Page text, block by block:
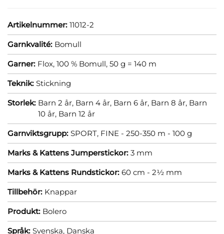
Artikelnummer: 11012-2
Garnkvalité: Bomull
Garner: Flox, 100 % Bomull, 50 g = 140 m
Teknik: Stickning
Storlek: Barn 2 år, Barn 4 år, Barn 6 år, Barn 8 år, Barn
10 år, Barn 12 år
Garnviktsgrupp: SPORT, FINE - 250-350 m - 100 g
Marks & Kattens Jumperstickor: 3 mm
Marks & Kattens Rundstickor: 60 cm - 2½ mm
Tillbehör: Knappar
Produkt: Bolero
Språk: Svenska, Danska